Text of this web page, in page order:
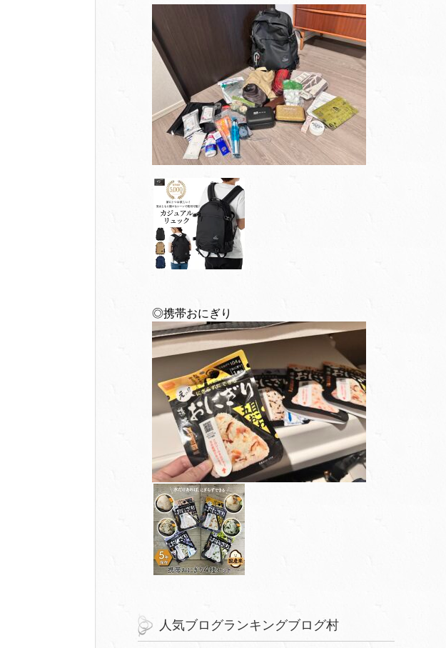
◎携帯おにぎり
人気ブログランキングブログ村